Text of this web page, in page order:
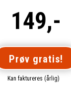
149,-
Prøv gratis!
Kan faktureres (årlig)